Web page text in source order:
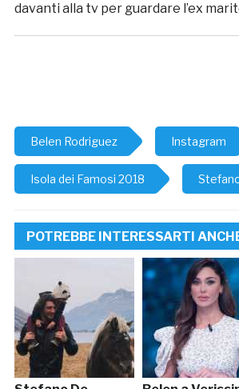
davanti alla tv per guardare l’ex
Belen Rodriguez Instagram
Isola dei Famosi 2018
POTREBBE INTERESSARTI